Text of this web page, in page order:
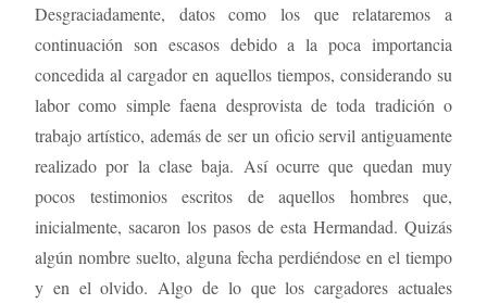
Desgraciadamente, datos como los que relataremos a
continuación son escasos debido a la poca importancia
concedida al cargador en aquellos tiempos, considerando su
labor como simple faena desprovista de toda tradición o
trabajo artístico, además de ser un oficio servil antiguamente
realizado por la clase baja. Así ocurre que quedan muy
pocos testimonios escritos de aquellos hombres que,
inicialmente, sacaron los pasos de esta Hermandad. Quizás
algún nombre suelto, alguna fecha perdiéndose en el tiempo
y en el olvido. Algo de lo que los cargadores actuales